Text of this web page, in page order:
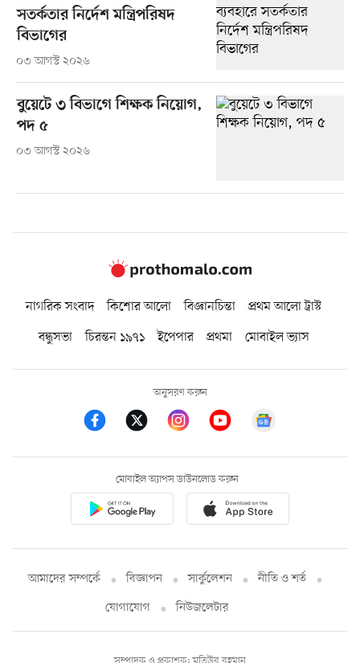
সতর্কতার নির্দেশ মন্ত্রিপরিষদ
বিভাগের
০৩ আগস্ট ২০২৬
বুয়েটে ৩ বিভাগে শিক্ষক নিয়োগ,
পদ ৫
০৩ আগস্ট ২০২৬
নাগরিক সংবাদ কিশোর আলো বিজ্ঞানচিন্তা
প্রথম আলো ট্রাস্ট
বন্ধুসভা
চিরন্তন ১৯৭১ ইপেপার প্রথমা মোবাইল ভ্যাস
অনুসরণ করুন
মোবাইল অ্যাপস ডাউনলোড করুন
আমাদের সম্পর্কে বিজ্ঞাপন সার্কুলেশন
নীতি ও শর্ত
যোগাযোগ
নিউজলেটার